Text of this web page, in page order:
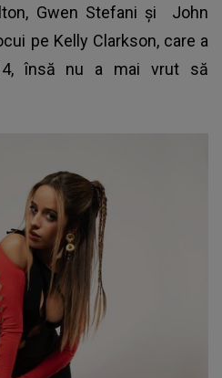
Gwen Stefani și John
pe Kelly Clarkson, care a
însă nu a mai vrut să